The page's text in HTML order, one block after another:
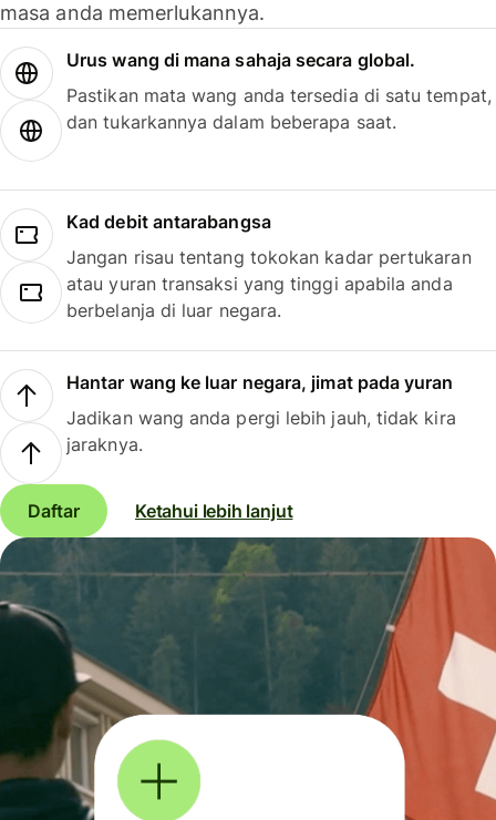
masa anda memerlukannya.
Urus wang di mana sahaja secara global.
Pastikan mata wang anda tersedia di satu tempat,
dan tukarkannya dalam beberapa saat.
Kad debit antarabangsa
Jangan risau tentang tokokan kadar pertukaran
atau yuran transaksi yang tinggi apabila anda
berbelanja di luar negara.
Hantar wang ke luar negara, jimat pada yuran
Jadikan wang anda pergi lebih jauh, tidak kira
jaraknya.
Daftar Ketahui lebih lanjut